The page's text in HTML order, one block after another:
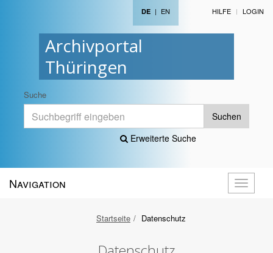
Archivportal
Thüringen
DE | EN HILFE LOGIN
Suche
Suchen
Erweiterte Suche
öffnen
Navigation
Startseite Datenschutz